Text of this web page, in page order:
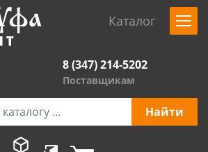
Каталог
8 (347) 214-5202
Поставщикам